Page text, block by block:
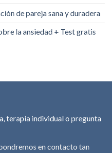
de pareja sana y duradera
la ansiedad + Test gratis
terapia individual o pregunta
en contacto tan